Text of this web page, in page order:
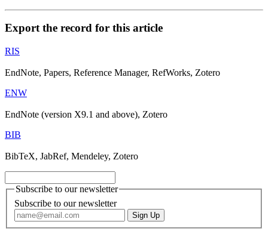
Export the record for this article
RIS
EndNote, Papers, Reference Manager, RefWorks, Zotero
ENW
EndNote (version X9.1 and above), Zotero
BIB
BibTeX, JabRef, Mendeley, Zotero
Subscribe to our newsletter
Subscribe to our newsletter